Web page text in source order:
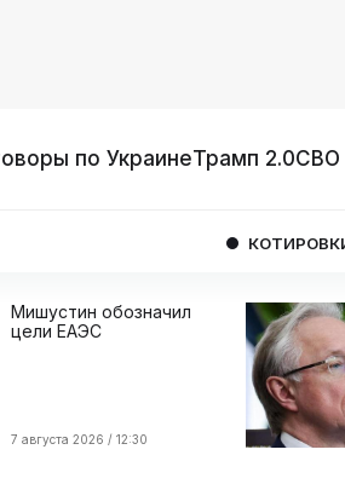
по УкраинеТрамп 2.0СВО
КОТИРОВКИ USD 08/
Мишустин обозначил
цели ЕАЭС
7 августа 2026 / 12:30